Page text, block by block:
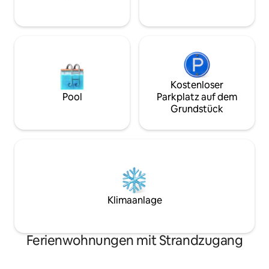
Restaurants
Pool
Kostenloser
Parkplatz auf dem
Grundstück
Klimaanlage
Ferienwohnungen mit Strandzugang